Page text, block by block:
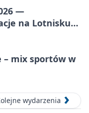
—
na Lotnisku
– mix sportów w
wydarzenia